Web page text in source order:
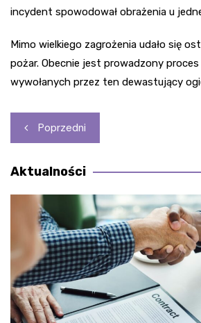
incydent spowodował obrażenia u
Mimo wielkiego zagrożenia udało się
pożar. Obecnie jest prowadzony
wywołanych przez ten dewastujący
Nawigacja
wpisu
Poprzedni
Aktualności